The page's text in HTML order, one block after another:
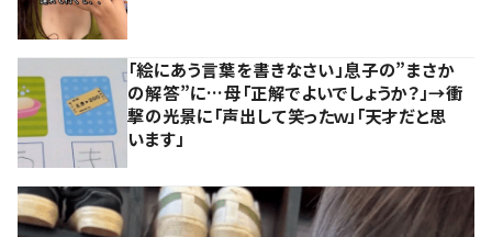
「絵にあう言葉を書きなさい」息子の”まさか
の解答”に…母「正解でよいでしょうか？」→衝
撃の光景に「声出して笑ったｗ」「天才だと思
います」